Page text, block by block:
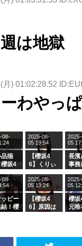
は地獄
月) 01:02:28.52
わやっぱ
品揃
櫻坂4
『Mak
Brea
フィ
ルグッ
賛販売
08-
【櫻坂4
6】くりぃ
の2人を手
玉に取る大
沼晶保【く
りぃむナン
タラ】
2025-08-
05 19:54
長濱
事務
属を
05
ッピー
結！櫻
ヴィッ
08-
【櫻坂4
6】原因は
ざわつかせ
2025-08-
05 13:24
櫻坂
元唯
さん
05